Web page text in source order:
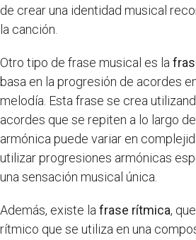
de crear una identidad musical
la canción.
Otro tipo de frase musical es la
basa en la progresión de acordes
melodía. Esta frase se crea
acordes que se repiten a lo largo
armónica puede variar en
utilizar progresiones armónicas
una sensación musical única.
Además, existe la frase rítmica,
rítmico que se utiliza en una